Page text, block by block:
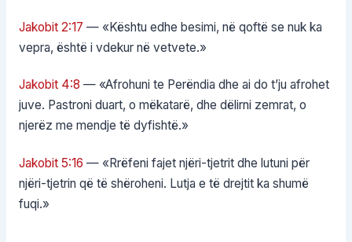
Jakobit 2:17 — «Kështu edhe besimi, në qoftë se nuk ka
vepra, është i vdekur në vetvete.»
Jakobit 4:8 — «Afrohuni te Perëndia dhe ai do t’ju afrohet
juve. Pastroni duart, o mëkatarë, dhe dëlirni zemrat, o
njerëz me mendje të dyfishtë.»
Jakobit 5:16 — «Rrëfeni fajet njëri-tjetrit dhe lutuni për
njëri-tjetrin që të shëroheni. Lutja e të drejtit ka shumë
fuqi.»